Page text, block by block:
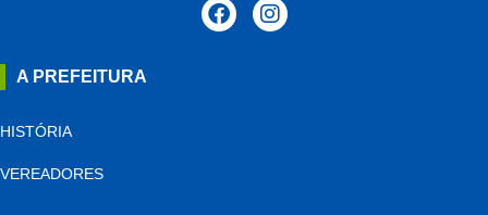
A PREFEITURA
HISTÓRIA
VEREADORES